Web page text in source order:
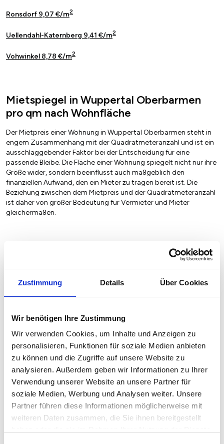
Zustimmung Details Über Cookies
Wir benötigen Ihre Zustimmung
Wir verwenden Cookies, um Inhalte und Anzeigen zu
personalisieren, Funktionen für soziale Medien anbieten
zu können und die Zugriffe auf unsere Website zu
analysieren. Außerdem geben wir Informationen zu Ihrer
Verwendung unserer Website an unsere Partner für
soziale Medien, Werbung und Analysen weiter. Unsere
Partner führen diese Informationen möglicherweise mit
weiteren Daten zusammen, die Sie ihnen bereitgestellt
Ronsdorf 9,07 €/m2
Uellendahl-Katernberg 9,41 €/m2
Vohwinkel 8,78 €/m2
Mietspiegel in Wuppertal Oberbarmen
pro qm nach Wohnfläche
Der Mietpreis einer Wohnung in Wuppertal Oberbarmen steht in
engem Zusammenhang mit der Quadratmeteranzahl und ist ein
ausschlaggebender Faktor bei der Entscheidung für eine
passende Bleibe. Die Fläche einer Wohnung spiegelt nicht nur ihre
Größe wider, sondern beeinflusst auch maßgeblich den
finanziellen Aufwand, den ein Mieter zu tragen bereit ist. Die
Beziehung zwischen dem Mietpreis und der Quadratmeteranzahl
ist daher von großer Bedeutung für Vermieter und Mieter
gleichermaßen.
2025 2026
Bis 40m 7,89 € 8,31 € 8,76 € 8,87 €
2 - 90m2 7,21 € 7,62 €
Über 90m 7,58 € 7,81 € 7,95 € 8,02 €